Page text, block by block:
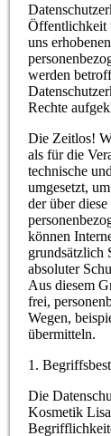
Öffentlichkeit
uns
werden
Rechte
Die Zeitlos!
als für die
technische
umgesetzt,
der über
können
grundsätzlich
absoluter
Aus diesem
frei,
Wegen,
übermitteln.
1.
Die
Kosmetik